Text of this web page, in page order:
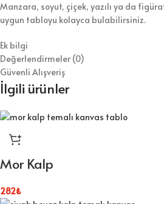
Manzara, soyut, çiçek, yazılı ya da
uygun tabloyu kolayca bulabilirsiniz.
Ek bilgi
Değerlendirmeler (0)
Güvenli Alışveriş
İlgili ürünler
Mor Kalp
282₺